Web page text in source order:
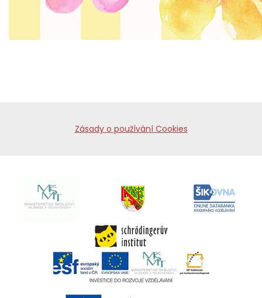
Zásady o používání Cookies